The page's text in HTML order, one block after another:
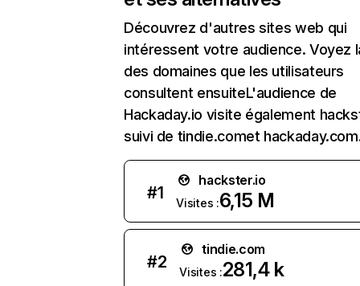
Découvrez d'autres sites web qui
intéressent votre audience. Voyez
des domaines que les utilisateurs
consultent ensuiteL'audience de
Hackaday.io visite également
suivi de tindie.comet
#1
hackster.io
Visites :6,15 M
#2
tindie.com
Visites :281,4 k